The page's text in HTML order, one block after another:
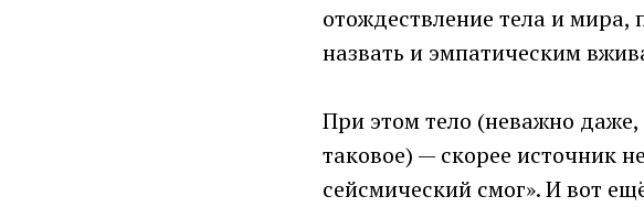
отождествление тела и
назвать и эмпатическим
При этом тело (неважно даже,
таковое) — скорее источник
сейсмический смог». И вот